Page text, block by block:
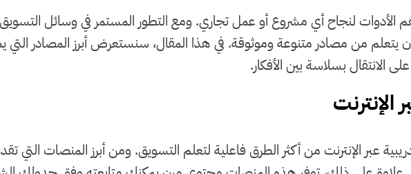
الأدوات لنجاح أي مشروع أو عمل تجاري. ومع التطور المستمر في وسائل
من مصادر متنوعة وموثوقة. في هذا المقال، سنستعرض أبرز المصادر التي
الانتقال بسلاسة بين الأفكار.
عبر الإنترنت من أكثر الطرق فاعلية لتعلم التسويق. ومن أبرز المنصات